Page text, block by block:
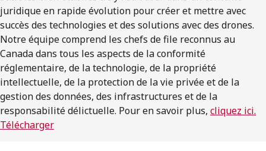
juridique en rapide évolution pour créer et mettre avec
succès des technologies et des solutions avec des drones.
Notre équipe comprend les chefs de file reconnus au
Canada dans tous les aspects de la conformité
réglementaire, de la technologie, de la propriété
intellectuelle, de la protection de la vie privée et de la
gestion des données, des infrastructures et de la
responsabilité délictuelle. Pour en savoir plus, cliquez ici.
Télécharger